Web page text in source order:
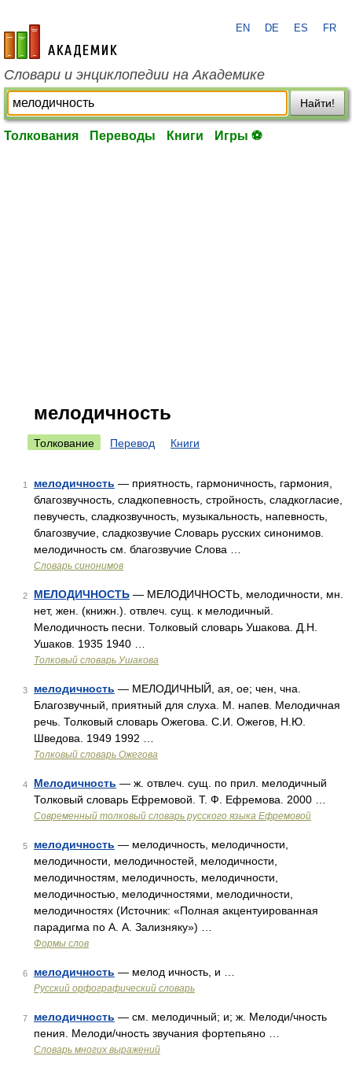
academic.ru
EN DE ES FR
Словари и энциклопедии на Академике
Найти!
Толкования Переводы Книги Игры ⚽
мелодичность
Толкование Перевод Книги
1 мелодичность — приятность, гармоничность, гармония,
благозвучность, сладкопевность, стройность, сладкогласие,
певучесть, сладкозвучность, музыкальность, напевность,
благозвучие, сладкозвучие Словарь русских синонимов.
мелодичность см. благозвучие Слова …
Словарь синонимов
2 МЕЛОДИЧНОСТЬ — МЕЛОДИЧНОСТЬ, мелодичности, мн.
нет, жен. (книжн.). отвлеч. сущ. к мелодичный.
Мелодичность песни. Толковый словарь Ушакова. Д.Н.
Ушаков. 1935 1940 …
Толковый словарь Ушакова
3 мелодичность — МЕЛОДИЧНЫЙ, ая, ое; чен, чна.
Благозвучный, приятный для слуха. М. напев. Мелодичная
речь. Толковый словарь Ожегова. С.И. Ожегов, Н.Ю.
Шведова. 1949 1992 …
Толковый словарь Ожегова
4 Мелодичность — ж. отвлеч. сущ. по прил. мелодичный
Толковый словарь Ефремовой. Т. Ф. Ефремова. 2000 …
Современный толковый словарь русского языка Ефремовой
5 мелодичность — мелодичность, мелодичности,
мелодичности, мелодичностей, мелодичности,
мелодичностям, мелодичность, мелодичности,
мелодичностью, мелодичностями, мелодичности,
мелодичностях (Источник: «Полная акцентуированная
парадигма по А. А. Зализняку») …
Формы слов
6 мелодичность — мелод ичность, и …
Русский орфографический словарь
7 мелодичность — см. мелодичный; и; ж. Мелоди/чность
пения. Мелоди/чность звучания фортепьяно …
Словарь многих выражений